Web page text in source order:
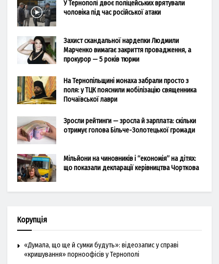
У Тернополі двоє поліцейських врятували
чоловіка під час російської атаки
Захист скандальної нардепки Людмили
Марченко вимагає закриття провадження, а
прокурор — 5 років тюрми
На Тернопільщині монаха забрали просто з
поля: у ТЦК пояснили мобілізацію священника
Почаївської лаври
Зросли рейтинги — зросла й зарплата: скільки
отримує голова Більче-Золотецької громади
Мільйони на чиновників і “економія” на дітях:
що показали декларації керівництва Чорткова
Корупція
«Думала, що ще й сумки будуть»: відеозапис у справі
«кришування» порноофісів у Тернополі